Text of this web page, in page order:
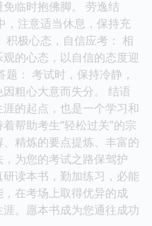
临时抱佛脚。 劳逸结
，注意适当休息，保持充
积极心态，自信应考： 相
的心态，以自信的态度迎
： 考试时，保持冷静，
粗心大意而失分。 结语
的起点，也是一个学习和
帮助考生“轻松过关”的宗
精炼的要点提炼、丰富的
为您的考试之路保驾护
读本书，勤加练习，必能
在考场上取得优异的成
。愿本书成为您通往成功